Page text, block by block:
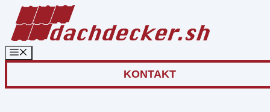
Zum
Inhalt
springen
KONTAKT